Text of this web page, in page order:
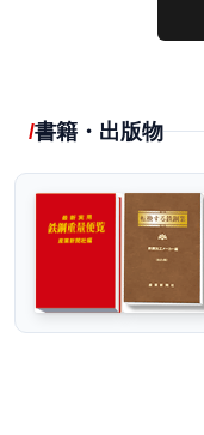
書籍・出版物